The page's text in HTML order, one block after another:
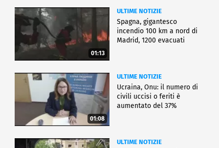
01:13
ULTIME NOTIZIE
Spagna, gigantesco
incendio 100 km a nord di
Madrid, 1200 evacuati
01:08
ULTIME NOTIZIE
Ucraina, Onu: il numero di
civili uccisi o feriti è
aumentato del 37%
ULTIME NOTIZIE